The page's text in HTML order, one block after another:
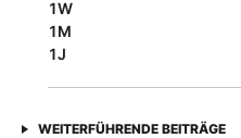
1W
1M
1J
WEITERFÜHRENDE BEITRÄGE